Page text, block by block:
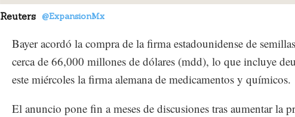
Reuters @ExpansionMx
Bayer acordó la compra de la firma estadounidense de
cerca de 66,000 millones de dólares (mdd), lo que incluye
este miércoles la firma alemana de medicamentos y químicos.
El anuncio pone fin a meses de discusiones tras aumentar la